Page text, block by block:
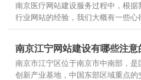
南京医疗网站建设服务过程中，根
行业网站的经验，我们大概有一些
基本有以下几个领域，有的企业做
域，结合自身需求，定位不同的医疗
南京江宁网站建设有哪些注意
南京市江宁区位于南京市中南部，
创新产业基地，中国东部区域重点